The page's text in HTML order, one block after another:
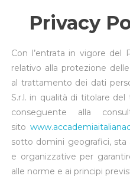
Privacy
Con l’entrata in vigore del
relativo alla protezione
al trattamento dei dati
S.r.l. in qualità di titolare
conseguente alla
sito
sotto domini geografici,
e organizzative per
alle norme e ai principi